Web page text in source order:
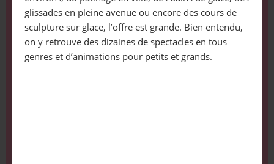
glissades en pleine avenue ou encore des cours de
sculpture sur glace, l’offre est grande. Bien entendu,
on y retrouve des dizaines de spectacles en tous
genres et d’animations pour petits et grands.